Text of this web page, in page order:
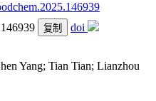
复制 doi
Yang; Tian Tian; Lianzhou